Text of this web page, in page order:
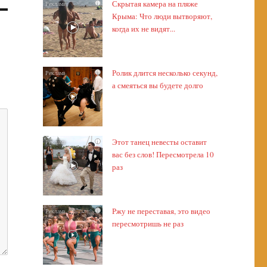
i
Скрытая камера на пляже
Крыма: Что люди вытворяют,
когда их не видят...
i
Ролик длится несколько секунд,
а смеяться вы будете долго
i
Этот танец невесты оставит
вас без слов! Пересмотрела 10
раз
i
Ржу не переставая, это видео
пересмотришь не раз